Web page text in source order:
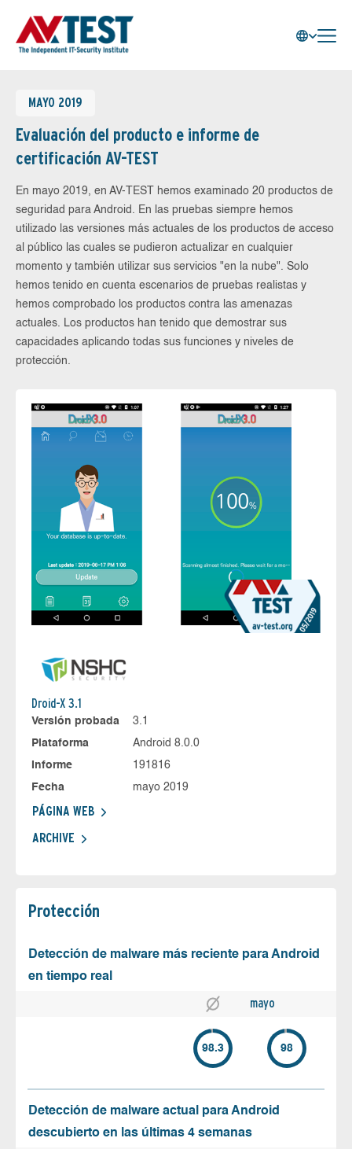
MAYO 2019
Evaluación del producto e informe de
certificación AV-TEST
En mayo 2019, en AV-TEST hemos examinado 20 productos de
seguridad para Android. En las pruebas siempre hemos
utilizado las versiones más actuales de los productos de acceso
al público las cuales se pudieron actualizar en cualquier
momento y también utilizar sus servicios "en la nube". Solo
hemos tenido en cuenta escenarios de pruebas realistas y
hemos comprobado los productos contra las amenazas
actuales. Los productos han tenido que demostrar sus
capacidades aplicando todas sus funciones y niveles de
protección.
Droid-X 3.1
Versión probada
3.1
Plataforma
Android 8.0.0
Informe
191816
Fecha
mayo 2019
PÁGINA WEB
ARCHIVE
Protección
Detección de malware más reciente para Android
en tiempo real
mayo
98.3 98
Detección de malware actual para Android
descubierto en las últimas 4 semanas